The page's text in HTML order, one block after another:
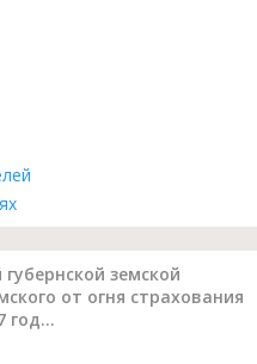
земской
от огня страхования
год...